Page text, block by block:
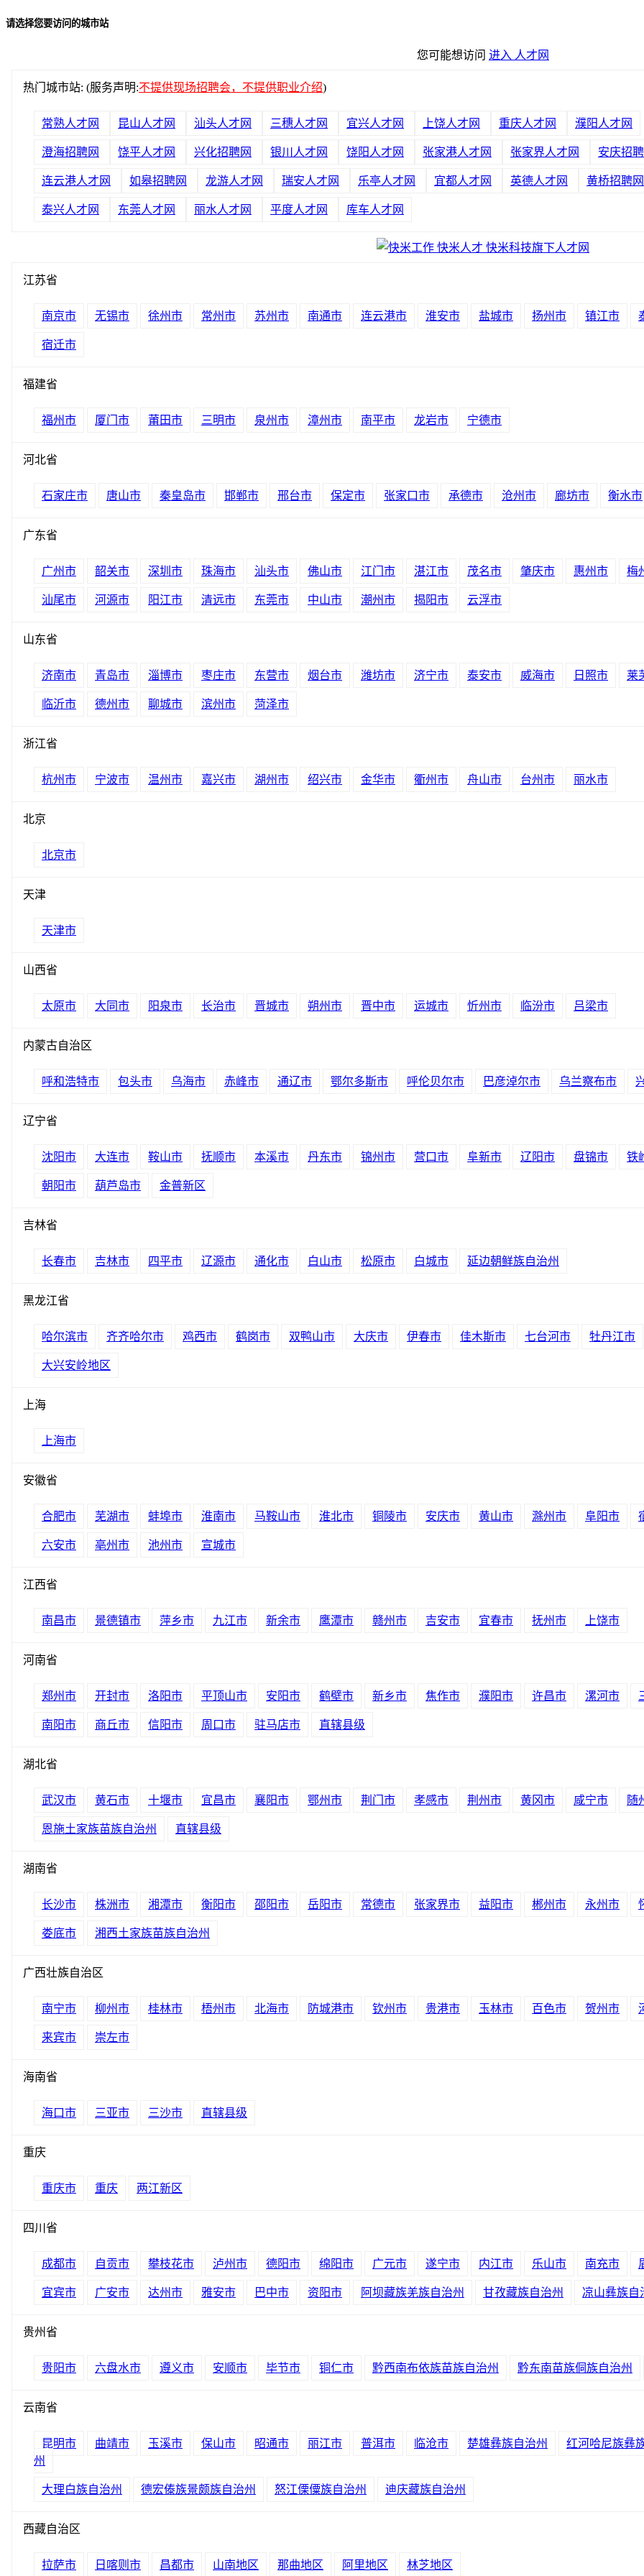
请选择您要访问的城市站
您可能想访问 进入 人才网
热门城市站: (服务声明:不提供现场招聘会，不提供职业介绍)
常熟人才网 昆山人才网 汕头人才网 三穗人才网 宜兴人才网 上饶人才网 重庆人才网 濮阳人才网
澄海招聘网 饶平人才网 兴化招聘网 银川人才网 饶阳人才网 张家港人才网 张家界人才网 安庆招
连云港人才网 如皋招聘网 龙游人才网 瑞安人才网 乐亭人才网 宜都人才网 英德人才网 黄桥招聘网
泰兴人才网 东莞人才网 丽水人才网 平度人才网 库车人才网
江苏省
南京市 无锡市 徐州市 常州市 苏州市 南通市 连云港市 淮安市 盐城市 扬州市 镇江市
宿迁市
福建省
福州市 厦门市 莆田市 三明市 泉州市 漳州市 南平市 龙岩市 宁德市
河北省
石家庄市 唐山市 秦皇岛市 邯郸市 邢台市 保定市 张家口市 承德市 沧州市 廊坊市 衡水市
广东省
广州市 韶关市 深圳市 珠海市 汕头市 佛山市 江门市 湛江市 茂名市 肇庆市 惠州市 梅
汕尾市 河源市 阳江市 清远市 东莞市 中山市 潮州市 揭阳市 云浮市
山东省
济南市 青岛市 淄博市 枣庄市 东营市 烟台市 潍坊市 济宁市 泰安市 威海市 日照市 莱
临沂市 德州市 聊城市 滨州市 菏泽市
浙江省
杭州市 宁波市 温州市 嘉兴市 湖州市 绍兴市 金华市 衢州市 舟山市 台州市 丽水市
北京
北京市
天津
天津市
山西省
太原市 大同市 阳泉市 长治市 晋城市 朔州市 晋中市 运城市 忻州市 临汾市 吕梁市
内蒙古自治区
呼和浩特市 包头市 乌海市 赤峰市 通辽市 鄂尔多斯市 呼伦贝尔市 巴彦淖尔市 乌兰察布市
辽宁省
沈阳市 大连市 鞍山市 抚顺市 本溪市 丹东市 锦州市 营口市 阜新市 辽阳市 盘锦市 铁
朝阳市 葫芦岛市 金普新区
吉林省
长春市 吉林市 四平市 辽源市 通化市 白山市 松原市 白城市 延边朝鲜族自治州
黑龙江省
哈尔滨市 齐齐哈尔市 鸡西市 鹤岗市 双鸭山市 大庆市 伊春市 佳木斯市 七台河市 牡丹江市
大兴安岭地区
上海
上海市
安徽省
合肥市 芜湖市 蚌埠市 淮南市 马鞍山市 淮北市 铜陵市 安庆市 黄山市 滁州市 阜阳市
六安市 亳州市 池州市 宣城市
江西省
南昌市 景德镇市 萍乡市 九江市 新余市 鹰潭市 赣州市 吉安市 宜春市 抚州市 上饶市
河南省
郑州市 开封市 洛阳市 平顶山市 安阳市 鹤壁市 新乡市 焦作市 濮阳市 许昌市 漯河市
南阳市 商丘市 信阳市 周口市 驻马店市 直辖县级
湖北省
武汉市 黄石市 十堰市 宜昌市 襄阳市 鄂州市 荆门市 孝感市 荆州市 黄冈市 咸宁市 随
恩施土家族苗族自治州 直辖县级
湖南省
长沙市 株洲市 湘潭市 衡阳市 邵阳市 岳阳市 常德市 张家界市 益阳市 郴州市 永州市
娄底市 湘西土家族苗族自治州
广西壮族自治区
南宁市 柳州市 桂林市 梧州市 北海市 防城港市 钦州市 贵港市 玉林市 百色市 贺州市
来宾市 崇左市
海南省
海口市 三亚市 三沙市 直辖县级
重庆
重庆市 重庆 两江新区
四川省
成都市 自贡市 攀枝花市 泸州市 德阳市 绵阳市 广元市 遂宁市 内江市 乐山市 南充市
宜宾市 广安市 达州市 雅安市 巴中市 资阳市 阿坝藏族羌族自治州 甘孜藏族自治州 凉山彝族自
贵州省
贵阳市 六盘水市 遵义市 安顺市 毕节市 铜仁市 黔西南布依族苗族自治州 黔东南苗族侗族自治州
云南省
昆明市 曲靖市 玉溪市 保山市 昭通市 丽江市 普洱市 临沧市 楚雄彝族自治州
红河哈尼族彝
州
大理白族自治州 德宏傣族景颇族自治州 怒江傈僳族自治州 迪庆藏族自治州
西藏自治区
拉萨市 日喀则市 昌都市 山南地区 那曲地区 阿里地区 林芝地区